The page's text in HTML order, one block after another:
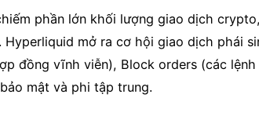
phần lớn khối lượng giao dịch
Hyperliquid mở ra cơ hội giao dịch phái
đồng vĩnh viễn), Block orders (các
mật và phi tập trung.